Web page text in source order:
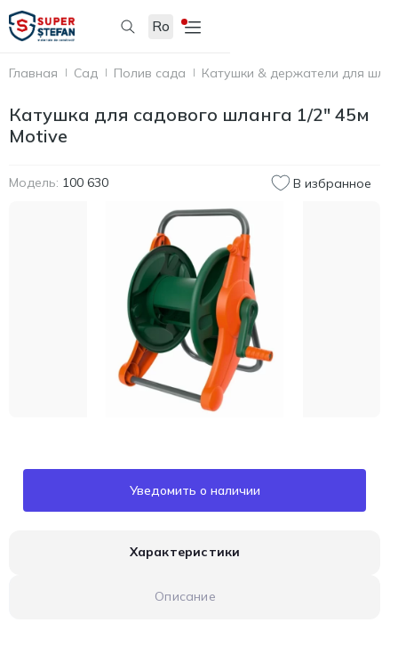
Ro
Главная Сад Полив сада Катушки & держатели для
Катушка для садового шланга 1/2" 45м
Motive
Модель: 100 630 В избранное
Уведомить о наличии
Характеристики
Описание